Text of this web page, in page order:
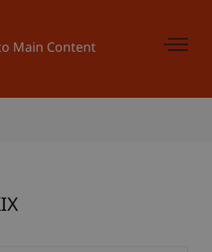
Main Content